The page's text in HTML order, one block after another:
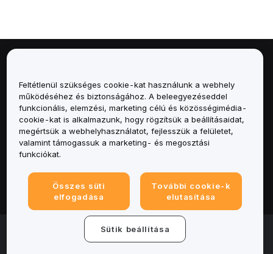
Szolgáltatások
Támogatás
Termékek
© 2025-2026 Bybit.eu. Minden jog fenntartva.
Feltétlenül szükséges cookie-kat használunk a webhely
működéséhez és biztonságához. A beleegyezéseddel
funkcionális, elemzési, marketing célú és közösségimédia-
cookie-kat is alkalmazunk, hogy rögzítsük a beállításaidat,
megértsük a webhelyhasználatot, fejlesszük a felületet,
valamint támogassuk a marketing- és megosztási
funkciókat.
Összes süti
elfogadása
További cookie-k
elutasítása
Sütik beállítása